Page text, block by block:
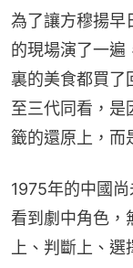
為了讓方穆揚早
的現場演了一遍
裏的美食都買了
至三代同看，是
籤的還原上，而
1975年的中國
看到劇中角色，
上、判斷上、